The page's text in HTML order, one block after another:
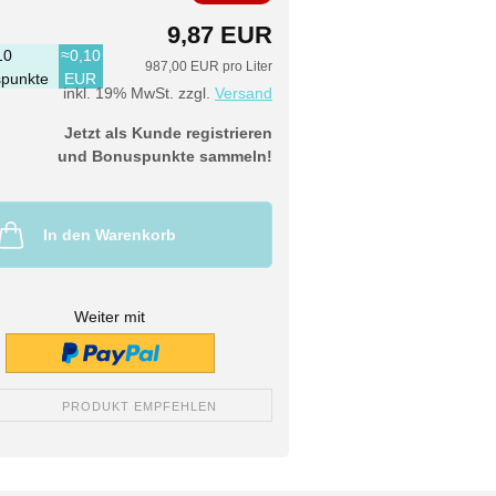
9,87 EUR
987,00 EUR pro Liter
inkl. 19% MwSt. zzgl. Versand
≈0,10
EUR
Jetzt als Kunde registrieren
und Bonuspunkte sammeln!
In den Warenkorb
Weiter mit
PRODUKT EMPFEHLEN